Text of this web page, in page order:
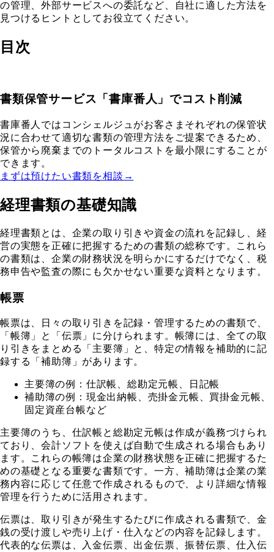
の管理、外部サービスへの委託など、自社に適した方法を
見つけるヒントとしてお役立てください。
目次
書類保管サービス「書庫番人」でコスト削減
書庫番人ではコンシェルジュがお客さまそれぞれの保管状
況に合わせて適切な書類の管理方法をご提案できるため、
保管から廃棄までのトータルコストを最小限にすることが
できます。
まずは預けたい書類を相談→
経理書類の基礎知識
経理書類とは、企業の取り引きや資金の流れを記録し、経
営の実態を正確に把握するための書類の総称です。これら
の書類は、企業の財務状況を明らかにするだけでなく、税
務申告や監査の際にも欠かせない重要な資料となります。
帳票
帳票は、日々の取り引きを記録・管理するための書類で、
「帳簿」と「伝票」に分けられます。帳簿には、全ての取
り引きをまとめる「主要簿」と、特定の情報を補助的に記
録する「補助簿」があります。
主要簿の例：仕訳帳、総勘定元帳、日記帳
補助簿の例：現金出納帳、売掛金元帳、買掛金元帳、
固定資産台帳など
主要簿のうち、仕訳帳と総勘定元帳は作成が義務づけられ
ており、会計ソフトを使えば自動で生成される場合もあり
ます。これらの帳簿は企業の財務状態を正確に把握するた
めの基礎となる重要な書類です。一方、補助簿は企業の業
務内容に応じて任意で作成されるもので、より詳細な情報
管理を行うために活用されます。
伝票は、取り引きが発生するたびに作成される書類で、金
銭の受け渡しや売り上げ・仕入などの内容を記録します。
代表的な伝票は、入金伝票、出金伝票、振替伝票、仕入伝